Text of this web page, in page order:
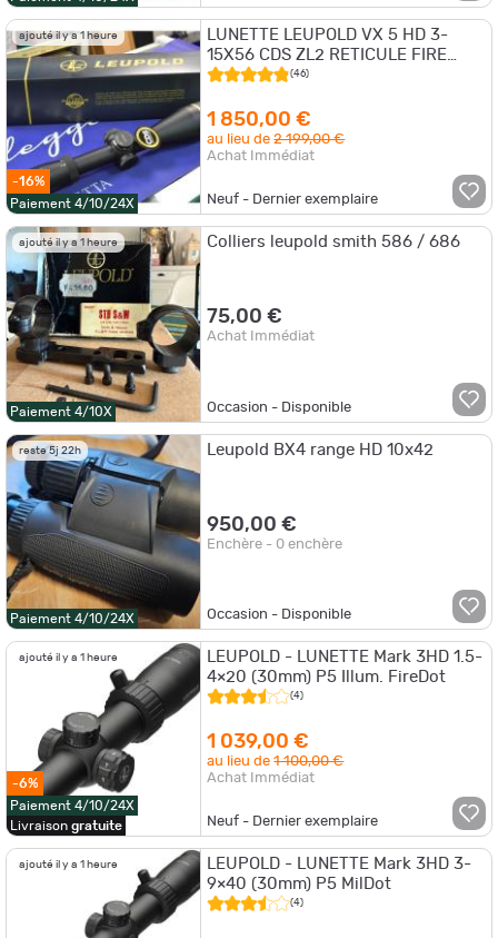
ajouté il y a 1 heure
-16%
Paiement 4/10/24X
LUNETTE LEUPOLD VX 5 HD 3-
15X56 CDS ZL2 RETICULE FIRE
DOT4 FINE NEUVE
(46)
1 850,00 €
au lieu de2 199,00 €
Achat Immédiat
Neuf - Dernier exemplaire
ajouté il y a 1 heure
Paiement 4/10X
Colliers leupold smith 586 / 686
75,00 €
Achat Immédiat
Occasion - Disponible
reste 5j 22h
Paiement 4/10/24X
Leupold BX4 range HD 10x42
950,00 €
Enchère - 0 enchère
Occasion - Disponible
ajouté il y a 1 heure
-6%
Paiement 4/10/24X
Livraison gratuite
LEUPOLD - LUNETTE Mark 3HD 1.5-
4×20 (30mm) P5 Illum. FireDot
(4)
1 039,00 €
au lieu de1 100,00 €
Achat Immédiat
Neuf - Dernier exemplaire
ajouté il y a 1 heure
LEUPOLD - LUNETTE Mark 3HD 3-
9×40 (30mm) P5 MilDot
(4)